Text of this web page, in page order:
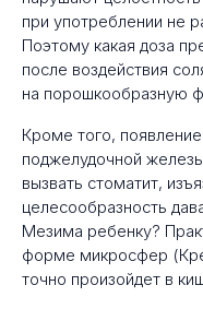
при употреблении не
Поэтому какая доза
после воздействия
на порошкообразную
Кроме того,
поджелудочной
вызвать стоматит,
целесообразность
Мезима ребенку?
форме микросфер
точно произойдет в